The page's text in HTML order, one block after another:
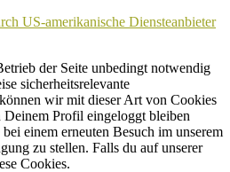
US-amerikanische Diensteanbieter
der Seite unbedingt notwendig
sicherheitsrelevante
wir mit dieser Art von Cookies
Profil eingeloggt bleiben
einem erneuten Besuch im unserem
zu stellen. Falls du auf unserer
Cookies.